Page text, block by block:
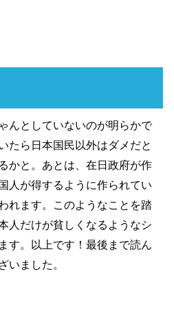
んとしていないのが明らかで
たら日本国民以外はダメだと
かと。あとは、在日政府が作
人が得するように作られてい
れます。このようなことを踏
人だけが貧しくなるようなシ
す。以上です！最後まで読ん
いました。